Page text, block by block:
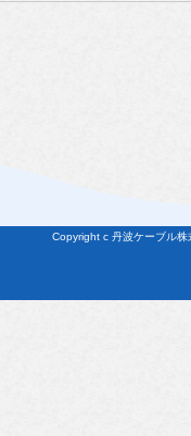
Copyright c 丹波ケーブル株